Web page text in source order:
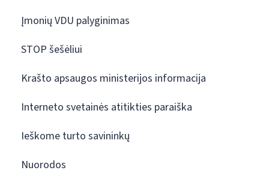
Įmonių VDU palyginimas
STOP šešėliui
Krašto apsaugos ministerijos informacija
Interneto svetainės atitikties paraiška
Ieškome turto savininkų
Nuorodos